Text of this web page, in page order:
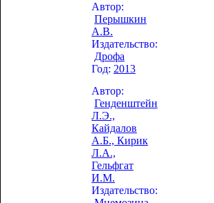
Автор:
Перышкин
А.В.
Издательство:
Дрофа
Год: 2013
Автор:
Генденштейн
Л.Э.,
Кайдалов
А.Б., Кирик
Л.А.,
Гельфгат
И.М.
Издательство: